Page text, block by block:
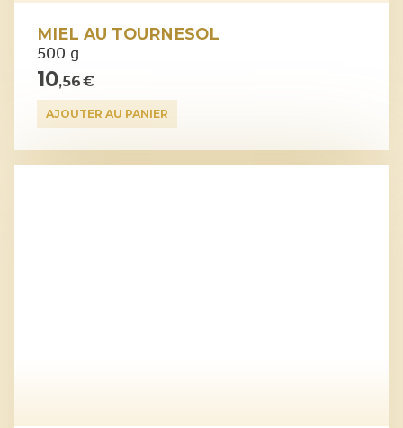
MIEL AU TOURNESOL
500 g
10,56 €
AJOUTER AU PANIER